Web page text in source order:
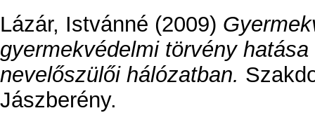
Lázár, Istvánné (2009)
gyermekvédelmi törvény
nevelőszülői hálózatban.
Jászberény.